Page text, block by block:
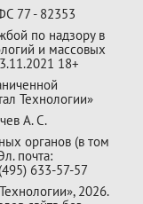
77 - 82353
по надзору в
и массовых
18+
Технологии»
А. С.
органов (в том
почта:
633-57-57
2026.